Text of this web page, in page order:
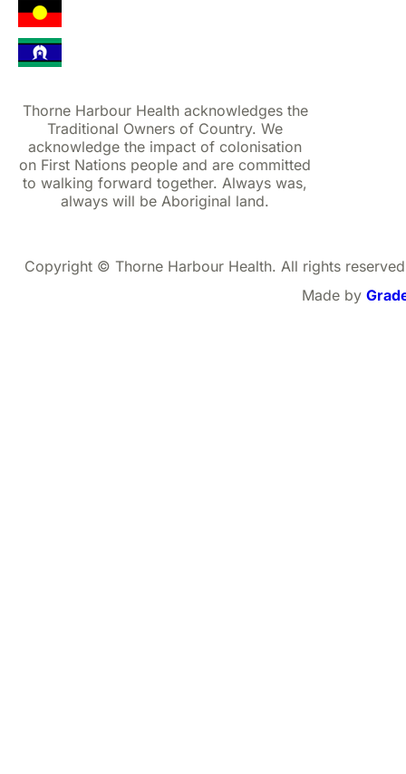
Thorne Harbour Health acknowledges the
Traditional Owners of Country. We
acknowledge the impact of colonisation
on First Nations people and are committed
to walking forward together. Always was,
always will be Aboriginal land.
Copyright © Thorne Harbour Health. All rights
Made by